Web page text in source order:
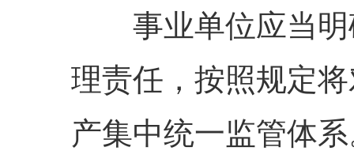
事业单位应当明
理责任，按照规定
产集中统一监管体